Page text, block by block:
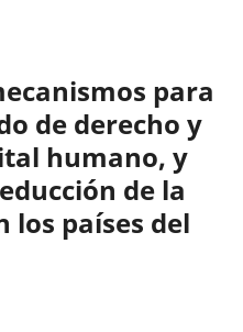
para
de derecho y
humano, y
de la
los países del